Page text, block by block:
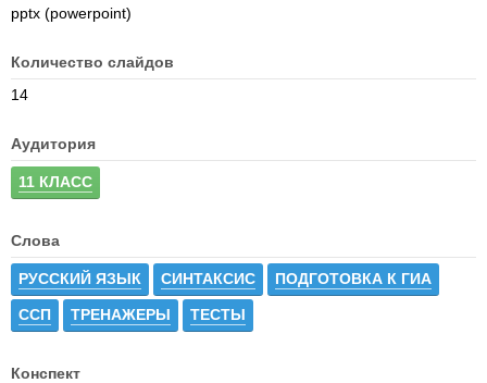
pptx (powerpoint)
Количество слайдов
14
Аудитория
11 КЛАСС
Слова
РУССКИЙ ЯЗЫК СИНТАКСИС ПОДГОТОВКА К ГИА
ССП ТРЕНАЖЕРЫ ТЕСТЫ
Конспект